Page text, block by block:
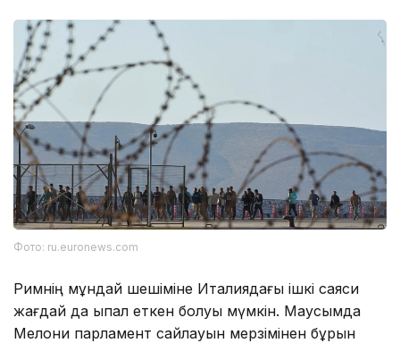
Фото: ru.euronews.com
Римнің мұндай шешіміне Италиядағы ішкі саяси
жағдай да ықпал еткен болуы мүмкін. Маусымда
Мелони парламент сайлауын мерзімінен бұрын